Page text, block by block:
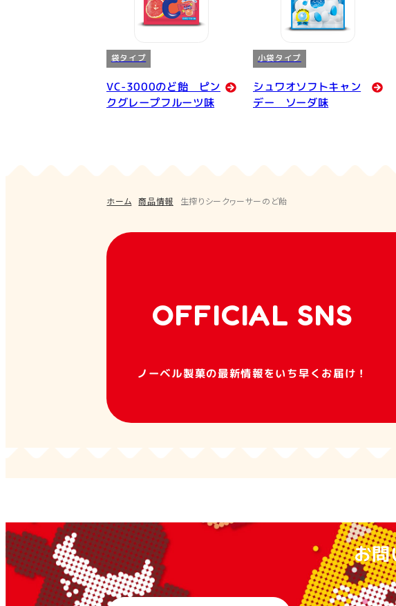
袋タイプ
VC-3000のど飴 ピン
クグレープフルーツ味
小袋タイプ
シュワオソフトキャン
デー ソーダ味
ホーム 商品情報 生搾りシークヮーサーのど飴
OFFICIAL SNS
ノーベル製菓の最新情報をいち早くお届け！
お問